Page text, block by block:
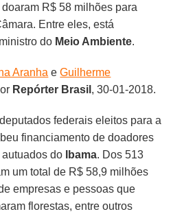
R$ 58 milhões para
Entre eles, está
do Meio Ambiente.
Aranha eGuilherme
Repórter Brasil , 30-01-2018.
federais eleitos para a
financiamento de doadores
do
Ibama. Dos 513
um total de R$ 58,9 milhões
empresas e pessoas que
florestas, entre outros